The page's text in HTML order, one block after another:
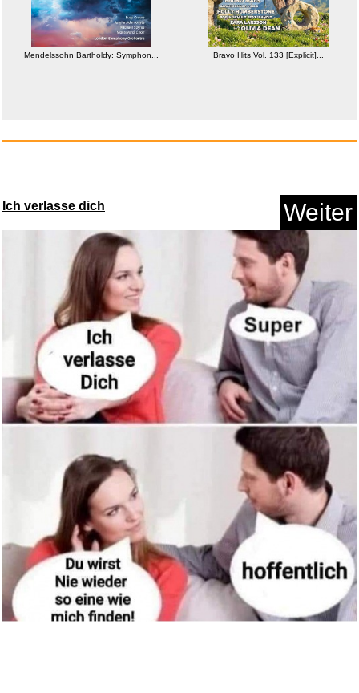
100 Hits-80s Weekender...
Cyber Mausefalle...
Mendelssohn Bartholdy: Symphon... Bravo Hits Vol. 133 [Explicit]...
Ich verlasse dich Weiter